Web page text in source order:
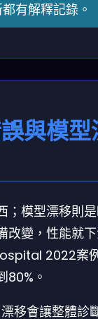
有解釋記錄。
與模型
；模型漂移則
改變，性能就
2022案
80%。
移會讓整體診